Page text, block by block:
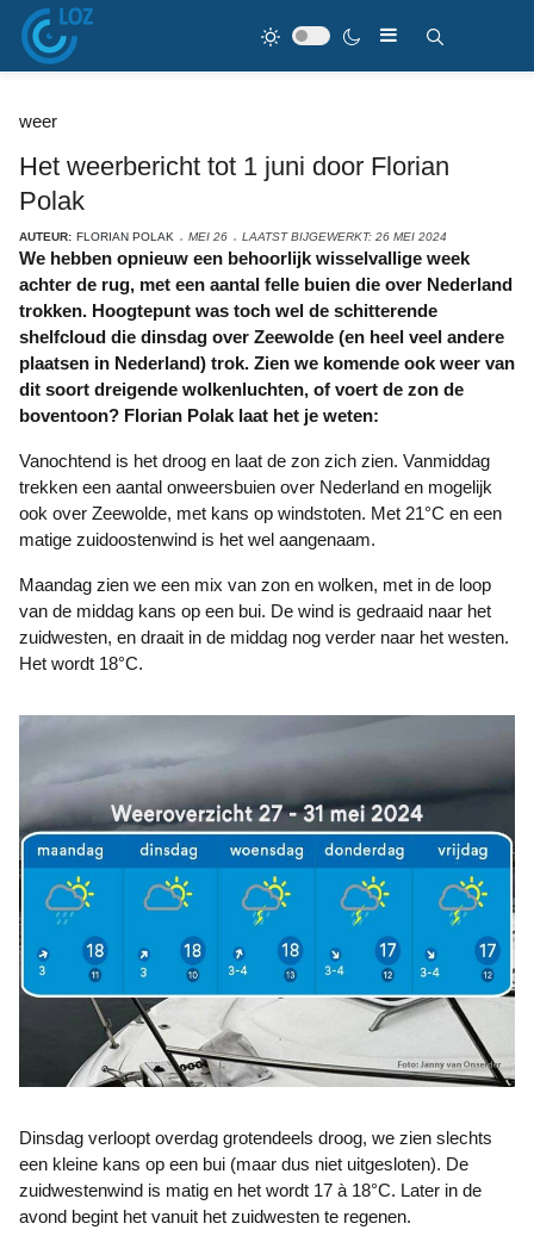
weer
Het weerbericht tot 1 juni door Florian
Polak
AUTEUR: FLORIAN POLAK MEI 26 LAATST BIJGEWERKT: 26 MEI 2024
We hebben opnieuw een behoorlijk wisselvallige week
achter de rug, met een aantal felle buien die over Nederland
trokken. Hoogtepunt was toch wel de schitterende
shelfcloud die dinsdag over Zeewolde (en heel veel andere
plaatsen in Nederland) trok. Zien we komende ook weer van
dit soort dreigende wolkenluchten, of voert de zon de
boventoon? Florian Polak laat het je weten:
Vanochtend is het droog en laat de zon zich zien. Vanmiddag
trekken een aantal onweersbuien over Nederland en mogelijk
ook over Zeewolde, met kans op windstoten. Met 21°C en een
matige zuidoostenwind is het wel aangenaam.
Maandag zien we een mix van zon en wolken, met in de loop
van de middag kans op een bui. De wind is gedraaid naar het
zuidwesten, en draait in de middag nog verder naar het westen.
Het wordt 18°C.
Dinsdag verloopt overdag grotendeels droog, we zien slechts
een kleine kans op een bui (maar dus niet uitgesloten). De
zuidwestenwind is matig en het wordt 17 à 18°C. Later in de
avond begint het vanuit het zuidwesten te regenen.